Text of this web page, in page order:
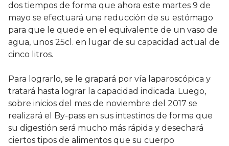
dos tiempos de forma que ahora este martes 9 de
mayo se efectuará una reducción de su estómago
para que le quede en el equivalente de un vaso de
agua, unos 25cl. en lugar de su capacidad actual de
cinco litros.
Para lograrlo, se le grapará por vía laparoscópica y
tratará hasta lograr la capacidad indicada. Luego,
sobre inicios del mes de noviembre del 2017 se
realizará el By-pass en sus intestinos de forma que
su digestión será mucho más rápida y desechará
ciertos tipos de alimentos que su cuerpo